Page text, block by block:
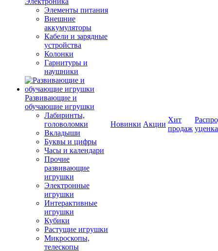
Элементы питания
Внешние
аккумуляторы
Кабели и зарядные
устройства
Колонки
Гарнитуры и
наушники
Развивающие и
обучающие игрушки
Лабиринты,
головоломки
Вкладыши
Буквы и цифры
Часы и календари
Прочие
развивающие
игрушки
Электронные
игрушки
Интерактивные
игрушки
Кубики
Растущие игрушки
Микроскопы,
телескопы
Новинки Акции
Хит
продаж уценка